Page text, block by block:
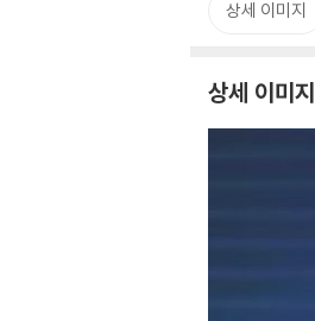
상세 이미지
상세 이미지